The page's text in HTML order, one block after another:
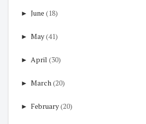
► June (18)
► May(41)
► April (30)
► March(20)
► February(20)